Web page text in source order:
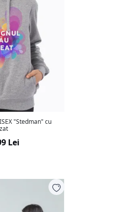
"Stedman" cu
Lei